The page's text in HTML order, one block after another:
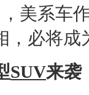
美系车
，必将
SUV来袭